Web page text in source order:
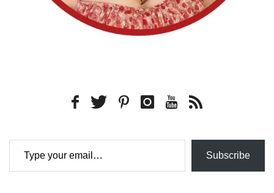
Type your email…
Subscribe